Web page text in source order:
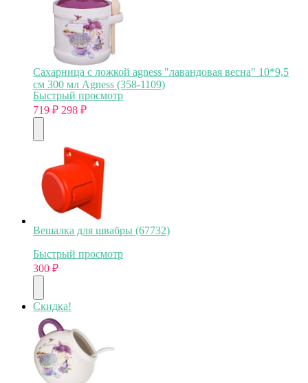
Сахарница с ложкой agness "лавандовая весна" 10*9,5
см 300 мл Agness (358-1109)
Быстрый просмотр
719 ₽ 298 ₽
Вешалка для швабры (67732)
Быстрый просмотр
300 ₽
Скидка!